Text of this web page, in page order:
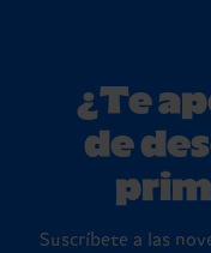
¿Te
de
Suscríbete a las